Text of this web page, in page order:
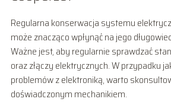
Regularna konserwacja systemu
może znacząco wpłynąć na jego
Ważne jest, aby regularnie sprawdzać
oraz złączy elektrycznych. W przypadku
problemów z elektroniką, warto
doświadczonym mechanikiem.